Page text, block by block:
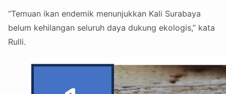
“Temuan ikan endemik menunjukkan Kali Surabaya
belum kehilangan seluruh daya dukung ekologis,” kata
Rulli.